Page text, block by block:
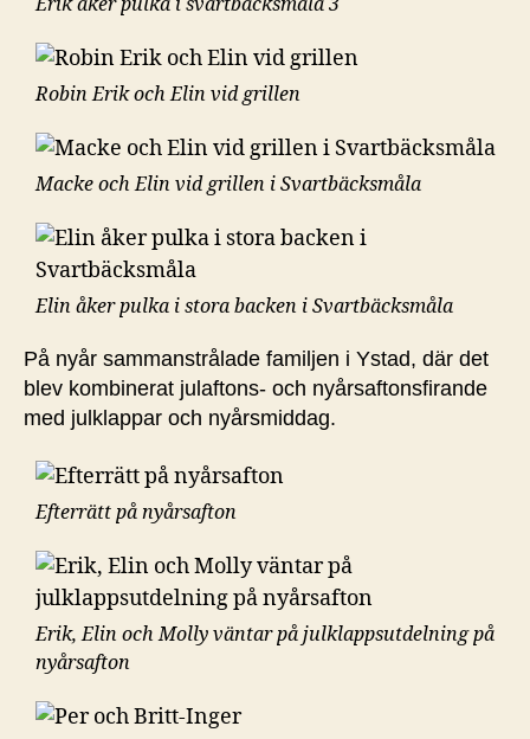
Erik åker pulka i svartbäcksmåla 3
Robin Erik och Elin vid grillen
Macke och Elin vid grillen i Svartbäcksmåla
Elin åker pulka i stora backen i Svartbäcksmåla
På nyår sammanstrålade familjen i Ystad, där det
blev kombinerat julaftons- och nyårsaftonsfirande
med julklappar och nyårsmiddag.
Efterrätt på nyårsafton
Erik, Elin och Molly väntar på julklappsutdelning på
nyårsafton